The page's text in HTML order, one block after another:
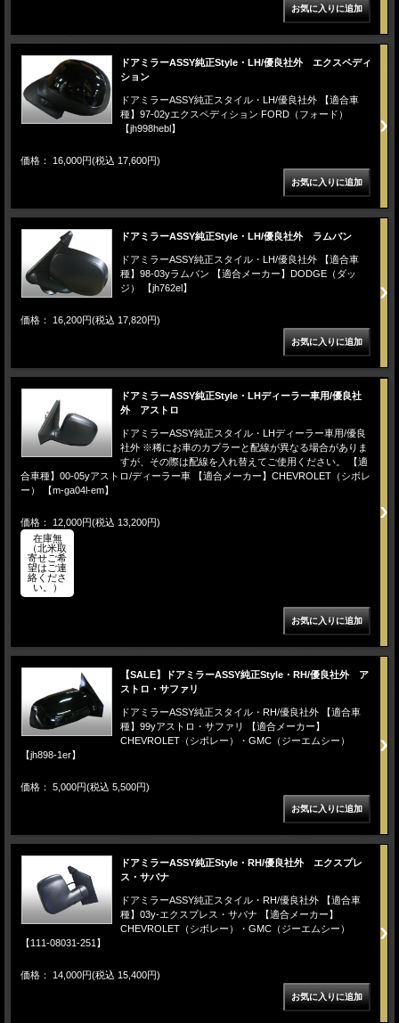
ドアミラーASSY純正Style・LH/優良社外 エクスペディ
ション
ドアミラーASSY純正スタイル・LH/優良社外 【適合車
種】97-02yエクスペディション FORD（フォード）
【jh998hebl】
価格： 16,000円(税込 17,600円)
ドアミラーASSY純正Style・LH/優良社外 ラムバン
ドアミラーASSY純正スタイル・LH/優良社外 【適合車
種】98-03yラムバン 【適合メーカー】DODGE（ダッ
ジ） 【jh762el】
価格： 16,200円(税込 17,820円)
ドアミラーASSY純正Style・LHディーラー車用/優良社
外 アストロ
ドアミラーASSY純正スタイル・LHディーラー車用/優良
社外 ※稀にお車のカプラーと配線が異なる場合がありま
すが、その際は配線を入れ替えてご使用ください。 【適
合車種】00-05yアストロ/ディーラー車 【適合メーカー】CHEVROLET（シボレ
ー） 【m-ga04l-em】
価格： 12,000円(税込 13,200円)
在庫無
（北米取
寄せご希
望はご連
絡くださ
い。）
【SALE】ドアミラーASSY純正Style・RH/優良社外 ア
ストロ・サファリ
ドアミラーASSY純正スタイル・RH/優良社外 【適合車
種】99yアストロ・サファリ 【適合メーカー】
CHEVROLET（シボレー）・GMC（ジーエムシー）
【jh898-1er】
価格： 5,000円(税込 5,500円)
ドアミラーASSY純正Style・RH/優良社外 エクスプレ
ス・サバナ
ドアミラーASSY純正スタイル・RH/優良社外 【適合車
種】03y-エクスプレス・サバナ 【適合メーカー】
CHEVROLET（シボレー）・GMC（ジーエムシー）
【111-08031-251】
価格： 14,000円(税込 15,400円)